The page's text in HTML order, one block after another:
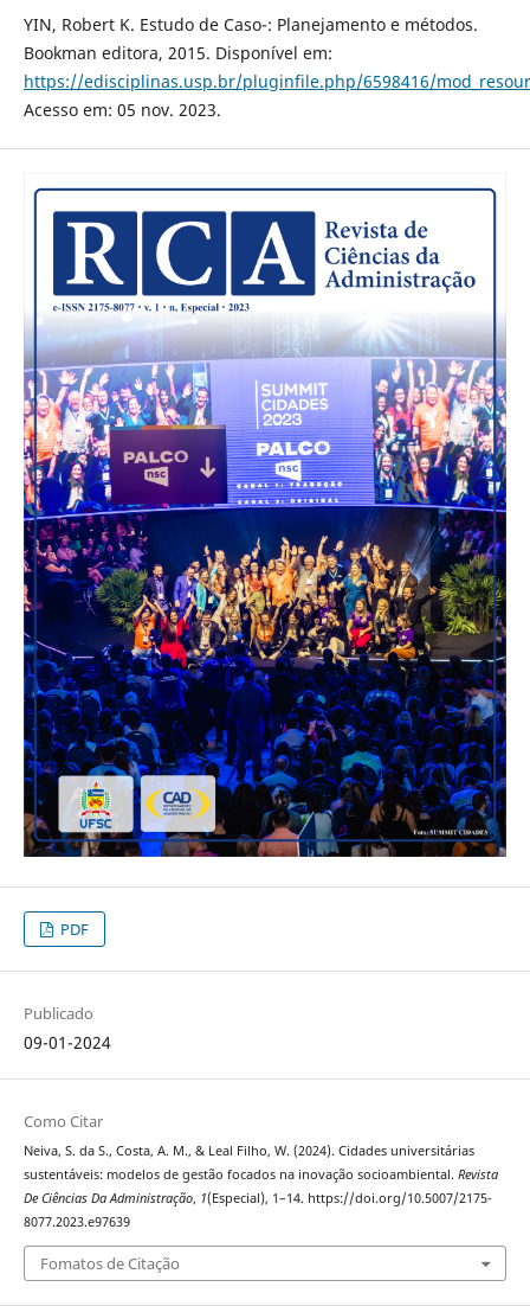
YIN, Robert K. Estudo de Caso-: Planejamento e métodos.
Bookman editora, 2015. Disponível em:
https://edisciplinas.usp.br/pluginfile.php/6598416/
Acesso em: 05 nov. 2023.
PDF
Publicado
09-01-2024
Como Citar
Neiva, S. da S., Costa, A. M., & Leal Filho, W. (2024). Cidades universitárias
sustentáveis: modelos de gestão focados na inovação socioambiental. Revista
De Ciências Da Administração, 1(Especial), 1–14. https://doi.org/10.5007/2175-
8077.2023.e97639
Fomatos de Citação